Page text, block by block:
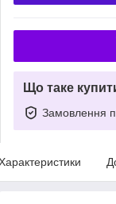
Що таке
Замовлення